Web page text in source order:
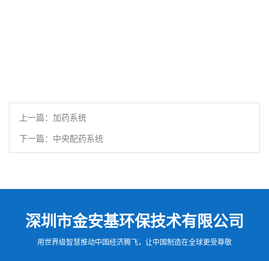
上一篇：加药系统
下一篇：中央配药系统
深圳市金安基环保技术有限公司
用世界级智慧推动中国经济腾飞，让中国制造在全球更受尊敬